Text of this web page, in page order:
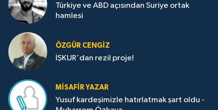
Türkiye ve ABD açısından Suriye ortak
hamlesi
ÖZGÜR CENGIZ
İŞKUR'dan rezil proje!
MISAFIR YAZAR
Yusuf kardeşimizle hatırlatmak şart oldu -